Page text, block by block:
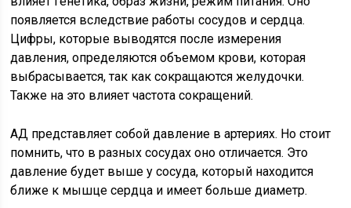
появляется вследствие работы сосудов и сердца.
Цифры, которые выводятся после измерения
давления, определяются объемом крови, которая
выбрасывается, так как сокращаются желудочки.
Также на это влияет частота сокращений.
АД представляет собой давление в артериях. Но стоит
помнить, что в разных сосудах оно отличается. Это
давление будет выше у сосуда, который находится
ближе к мышце сердца и имеет больше диаметр.